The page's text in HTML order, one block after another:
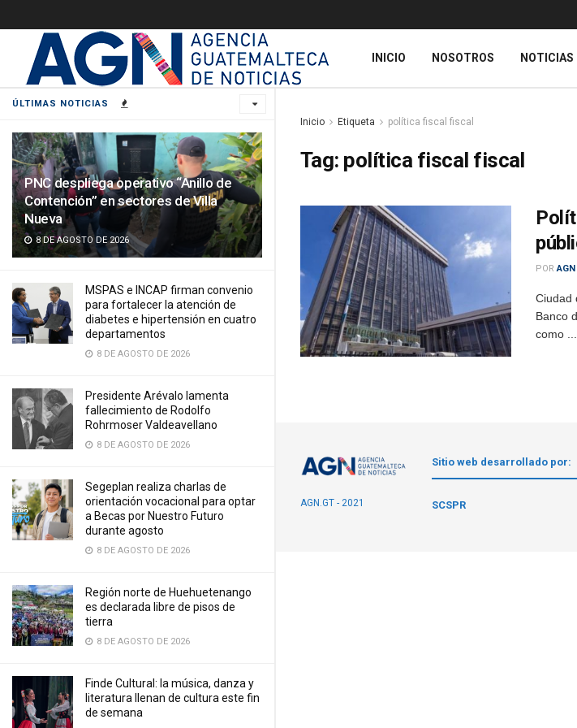
ÚLTIMAS NOTICIAS
PNC despliega operativo “Anillo de
Contención” en sectores de Villa
Nueva
8 DE AGOSTO DE 2026
MSPAS e INCAP firman convenio
para fortalecer la atención de
diabetes e hipertensión en cuatro
departamentos
8 DE AGOSTO DE 2026
Presidente Arévalo lamenta
fallecimiento de Rodolfo
Rohrmoser Valdeavellano
8 DE AGOSTO DE 2026
Segeplan realiza charlas de
orientación vocacional para optar
a Becas por Nuestro Futuro
durante agosto
8 DE AGOSTO DE 2026
Región norte de Huehuetenango
es declarada libre de pisos de
tierra
8 DE AGOSTO DE 2026
Finde Cultural: la música, danza y
literatura llenan de cultura este fin
de semana
INICIO NOSOTROS NOTICIAS
Inicio Etiqueta política fiscal fiscal
Tag: política fiscal fiscal
POR
Ciudad
Banco
como ...
AGN.GT - 2021
Sitio web desarrollado por:
SCSPR